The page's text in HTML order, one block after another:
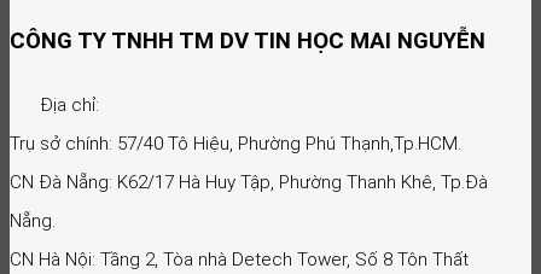
CÔNG TY TNHH TM DV TIN HỌC MAI NGUYỄN
Địa chỉ:
Trụ sở chính: 57/40 Tô Hiệu, Phường Phú Thạnh,Tp.HCM.
CN Đà Nẵng: K62/17 Hà Huy Tập, Phường Thanh Khê, Tp.Đà
Nẵng.
CN Hà Nội: Tầng 2, Tòa nhà Detech Tower, Số 8 Tôn Thất